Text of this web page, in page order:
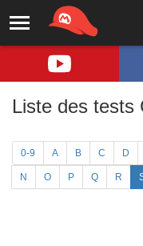
Liste des tests
0-9 A B C D
N O P Q R